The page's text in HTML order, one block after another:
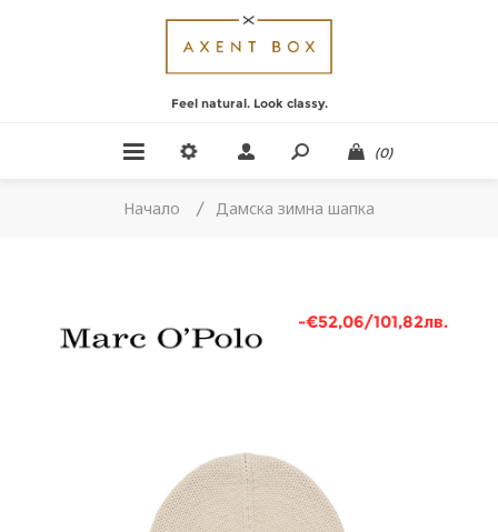
Feel natural. Look classy.
(0)
Начало / Дамска зимна шапка
-€52,06/101,82лв.